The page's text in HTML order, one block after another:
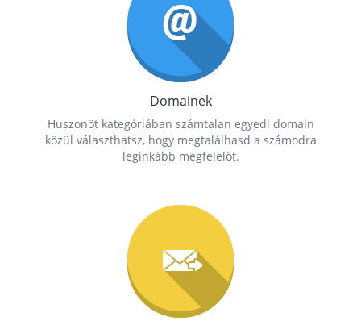
Domainek
Huszonöt kategóriában számtalan egyedi domain
közül választhatsz, hogy megtalálhasd a számodra
leginkább megfelelőt.